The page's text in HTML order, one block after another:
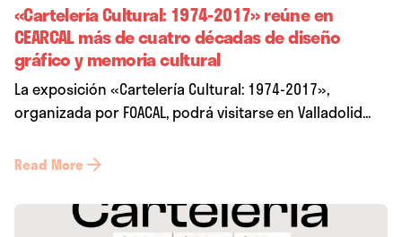
«Cartelería Cultural: 1974-2017» reúne en
CEARCAL más de cuatro décadas de diseño
gráfico y memoria cultural
La exposición «Cartelería Cultural: 1974-2017»,
organizada por FOACAL, podrá visitarse en Valladolid...
Read More